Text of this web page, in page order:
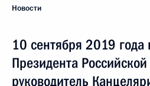
Новости
10 сентября 2019 года
Президента
руководитель